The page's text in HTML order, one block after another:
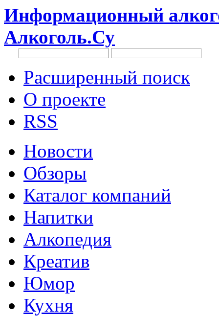
Информационный
Алкоголь.Су
Расширенный поиск
О проекте
RSS
Новости
Обзоры
Каталог компаний
Напитки
Алкопедия
Креатив
Юмор
Кухня